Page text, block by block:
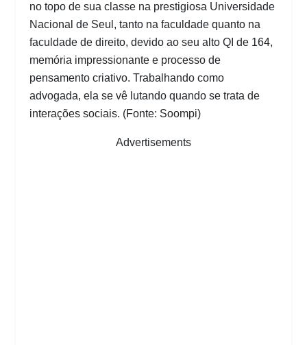
no topo de sua classe na prestigiosa Universidade
Nacional de Seul, tanto na faculdade quanto na
faculdade de direito, devido ao seu alto QI de 164,
memória impressionante e processo de
pensamento criativo. Trabalhando como
advogada, ela se vê lutando quando se trata de
interações sociais. (Fonte: Soompi)
Advertisements